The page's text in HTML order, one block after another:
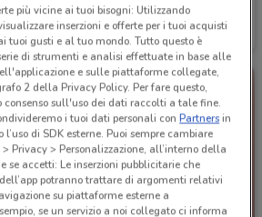
460 m
Alpitour
Scade il 31/12
più vicine ai tuoi bisogni: Utilizzando
inserzioni e offerte per i tuoi acquisti
tuoi gusti e al tuo mondo. Tutto questo è
di strumenti e analisi effettuate in base alle
e sulle piattaforme collegate,
2 della Privacy Policy. Per fare questo,
consenso sull'uso dei dati raccolti a tale fine.
i tuoi dati personali conPartnersin
di SDK esterne. Puoi sempre cambiare
Privacy > Personalizzazione, all’interno della
se accetti: Le inserzioni pubblicitarie che
potranno trattare di argomenti relativi
su piattaforme esterne a
se un servizio a noi collegato ci informa